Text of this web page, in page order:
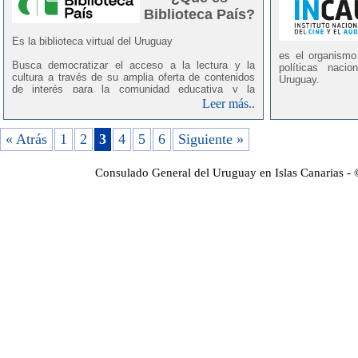
Biblioteca País?
Es la biblioteca virtual del Uruguay
Busca democratizar el acceso a la lectura y la
cultura a través de su amplia oferta de contenidos
de interés para la comunidad educativa y la
población en general, disponibles de forma gratuita
El acceso a la web es:
https://bibliotecapais.ceibal.edu.uy/,
Leer más..
es el
políticas
Uruguay.
Entre sus
« Atrás 1 2 3 4 5 6 Siguiente »
Consulado General del Uruguay en Islas Canarias